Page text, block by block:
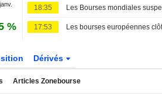
%
18:35
17:53
Dérivés
Articles Zonebourse